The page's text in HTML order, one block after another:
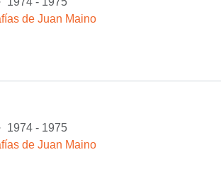
de Juan Maino
· 1974 - 1975
de Juan Maino